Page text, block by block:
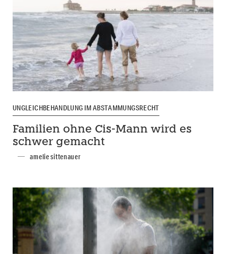
UNGLEICHBEHANDLUNG IM ABSTAMMUNGSRECHT
Familien ohne Cis-Mann wird es
schwer gemacht
amelie sittenauer